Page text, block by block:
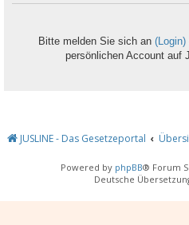
Bitte melden Sie sich an (Login)
persönlichen Account auf
JUSLINE - Das Gesetzeportal
Powered by phpBB® Forum
Deutsche